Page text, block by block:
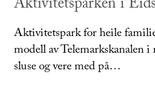
Aktivitetspark for heile
modell av Telemarkskanalen
sluse og vere med på…